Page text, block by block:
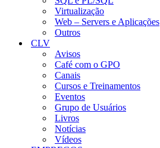
Virtualização
Web – Servers e Aplicações
Outros
CLV
Avisos
Café com o GPO
Canais
Cursos e Treinamentos
Eventos
Grupo de Usuários
Livros
Notícias
Vídeos